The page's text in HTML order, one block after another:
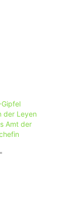
Gipfel
der Leyen
Amt der